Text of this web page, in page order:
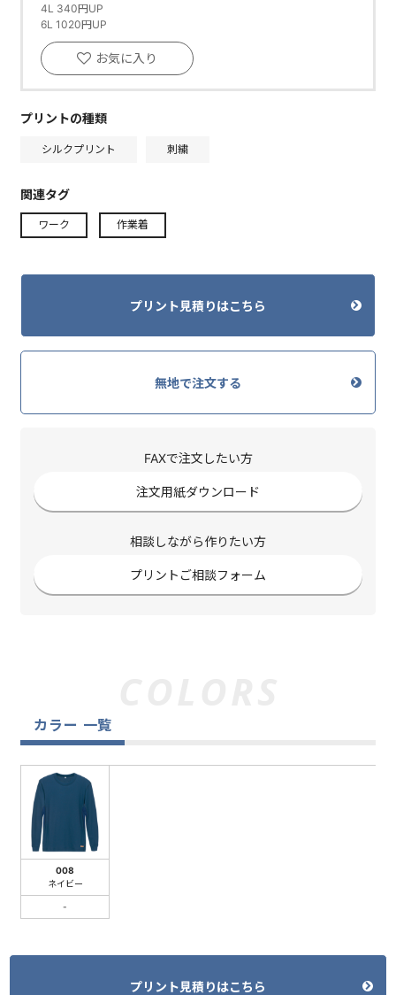
4L 340円UP
6L 1020円UP
お気に入り
プリントの種類
シルクプリント 刺繍
関連タグ
ワーク 作業着
プリント見積りはこちら
無地で注文する
FAXで注文したい方
注文用紙ダウンロード
相談しながら作りたい方
プリントご相談フォーム
カラー 一覧
008
ネイビー
-
プリント見積りはこちら